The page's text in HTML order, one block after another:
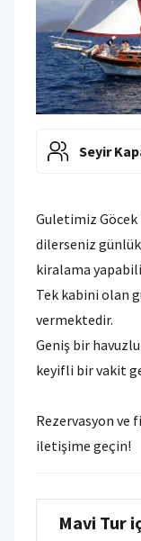
Seyir
Guletimiz Göcek
dilerseniz
kiralama
Tek kabini olan
vermektedir.
Geniş bir
keyifli bir vakit
Rezervasyon
iletişime geçin!
Mavi Tur